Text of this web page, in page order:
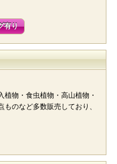
有り
物・食虫植物・高山植物・
のなど多数販売しており、